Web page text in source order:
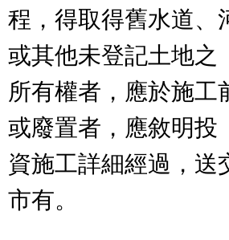
程，得取得舊水道、
或其他未登記土地之
所有權者，應於施工
或廢置者，應敘明投
資施工詳細經過，送
市有。